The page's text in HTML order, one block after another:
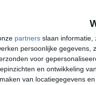
partners slaan informatie,
persoonlijke gegevens,
voor
en ontwikkeling
van locatiegegevens
16°C 15°C
00:00 03:00